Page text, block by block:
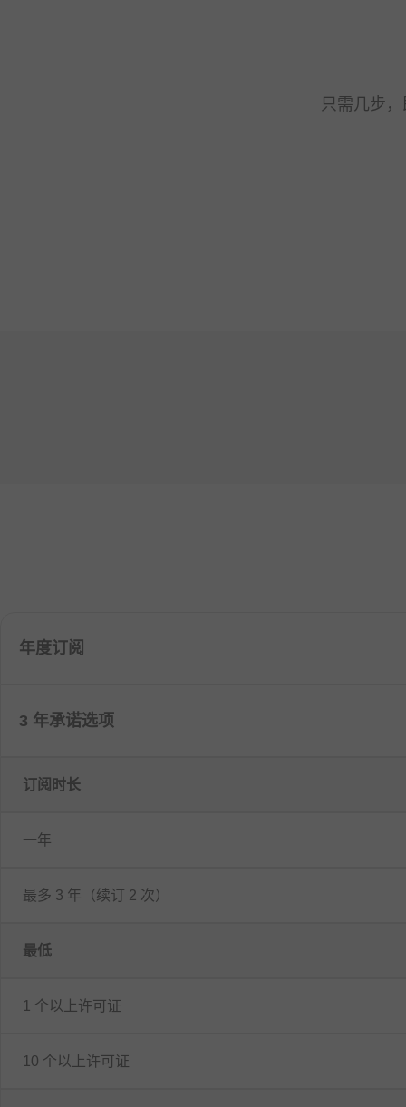
只需几步
年度订阅
3 年承诺选项
订阅时长
一年
最多 3 年（续订 2 次）
最低
1 个以上许可证
10 个以上许可证